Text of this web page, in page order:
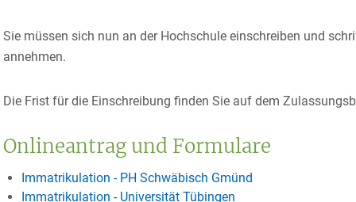
Sie müssen sich nun an der Hochschule einschreiben und
annehmen.
Die Frist für die Einschreibung finden Sie auf dem
Onlineantrag und Formulare
Immatrikulation - PH Schwäbisch Gmünd
Immatrikulation - Universität Tübingen